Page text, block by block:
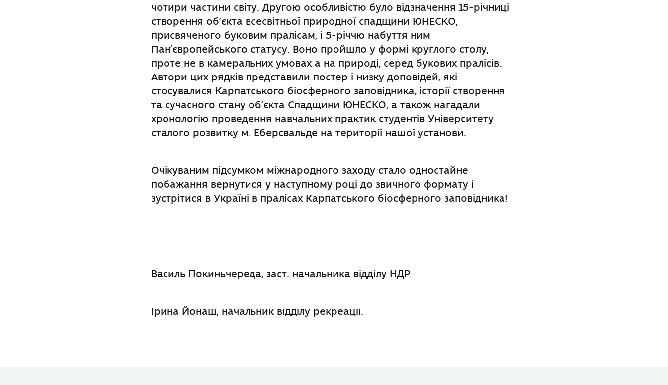
чотири частини світу. Другою особливістю було відзначення 15-річниці
створення об’єкта всесвітньої природної спадщини ЮНЕСКО,
присвяченого буковим пралісам, і 5-річчю набуття ним
Панʼєвропейського статусу. Воно пройшло у формі круглого столу,
проте не в камеральних умовах а на природі, серед букових пралісів.
Автори цих рядків представили постер і низку доповідей, які
стосувалися Карпатського біосферного заповідника, історії створення
та сучасного стану об’єкта Спадщини ЮНЕСКО, а також нагадали
хронологію проведення навчальних практик студентів Університету
сталого розвитку м. Еберсвальде на території нашої установи.
Очікуваним підсумком міжнародного заходу стало одностайне
побажання вернутися у наступному році до звичного формату і
зустрітися в Україні в пралісах Карпатського біосферного заповідника!
Василь Покиньчереда, заст. начальника відділу НДР
Ірина Йонаш, начальник відділу рекреації.